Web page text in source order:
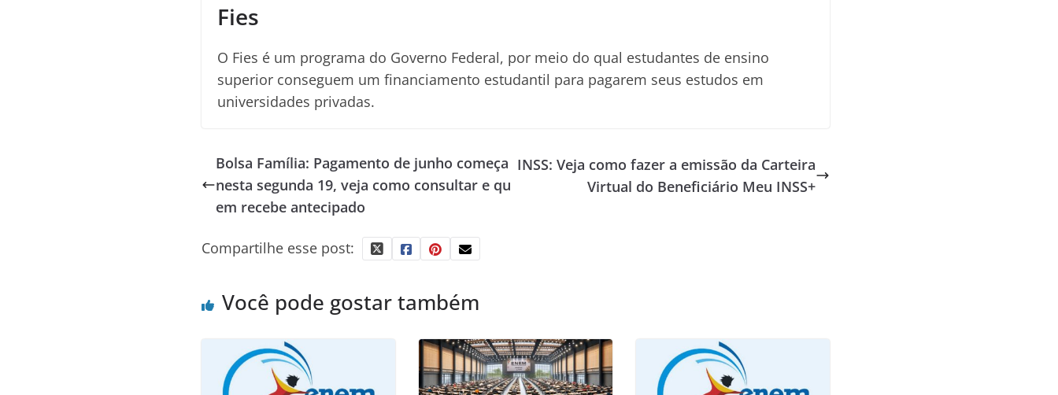
Fies
O Fies é um programa do Governo Federal, por meio do qual estudantes de ensino
superior conseguem um financiamento estudantil para pagarem seus estudos em
universidades privadas.
Bolsa Família: Pagamento de junho começa
nesta segunda 19, veja como consultar e qu
em recebe antecipado
INSS: Veja como fazer a emissão da Carteira
Virtual do Beneficiário Meu INSS+
Compartilhe esse post:
Você pode gostar também